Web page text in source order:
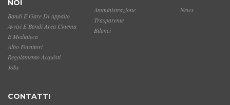
NOI
Bandi E Gare Di Appalto
Avvisi E Bandi Area Cinema
E Mediateca
Albo Fornitori
Regolamento Acquisti
Jobs
Amministrazione
Trasparente
Bilanci
News
CONTATTI